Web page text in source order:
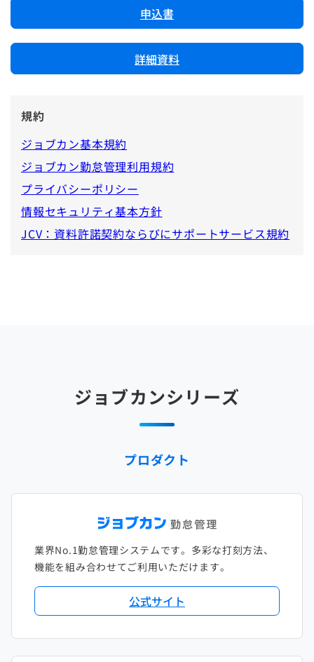
申込書
詳細資料
規約
ジョブカン基本規約
ジョブカン勤怠管理利用規約
プライバシーポリシー
情報セキュリティ基本方針
JCV：資料許諾契約ならびにサポートサービス規約
ジョブカンシリーズ
プロダクト
業界No.1勤怠管理システムです。多彩な打刻方法、
機能を組み合わせてご利用いただけます。
公式サイト